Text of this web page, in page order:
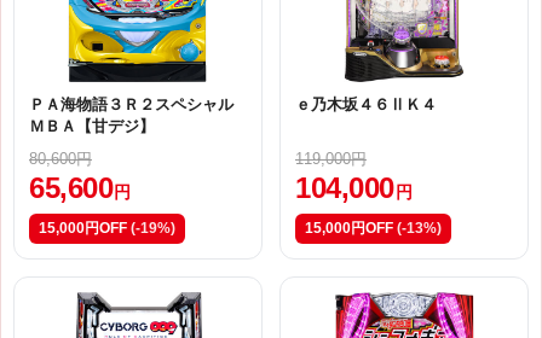
ＰＡ海物語３Ｒ２スペシャル
ＭＢＡ【甘デジ】
80,600円
65,600 円
15,000円OFF (-19%)
ｅ乃木坂４６ⅡＫ４
119,000円
104,000 円
15,000円OFF (-13%)